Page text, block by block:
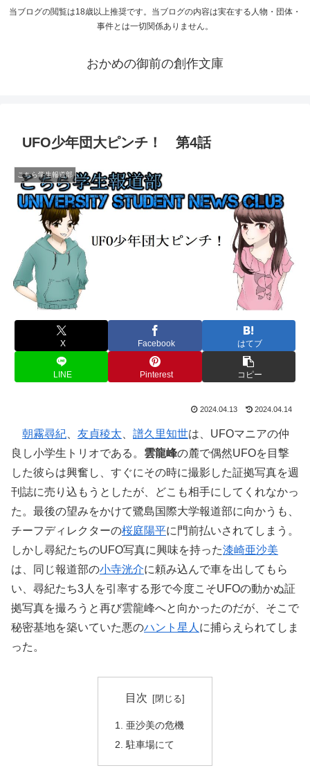
当ブログの閲覧は18歳以上推奨です。当ブログの内容は実在する人物・団体・
事件とは一切関係ありません。
おかめの御前の創作文庫
UFO少年団大ピンチ！ 第4話
こちら学生報道部
X Facebook はてブ
LINE Pinterest コピー
2024.04.13 2024.04.14
朝霧尋紀 友貞稜太 譜久里知世は、UFOマニアの仲
良し小学生トリオである。 雲龍峰の麓で偶然UFOを目撃
した彼らは興奮し、すぐにその時に撮影した証拠写真を週
刊誌に売り込もうとしたが、どこも相手にしてくれなかっ
た。最後の望みをかけて鷺島国際大学報道部に向かうも、
チーフディレクターの桜庭陽平に門前払いされてしまう。
しかし尋紀たちのUFO写真に興味を持った漆崎亜沙美
は、同じ報道部の小寺洸介に頼み込んで車を出してもら
い、尋紀たち3人を引率する形で今度こそUFOの動かぬ証
拠写真を撮ろうと再び雲龍峰へと向かったのだが、そこで
秘密基地を築いていた悪のハント星人 に捕らえられてしま
った。
目次
亜沙美の危機
駐車場にて